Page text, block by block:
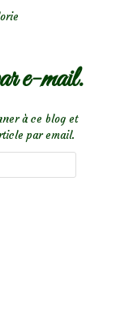
e-mail.
à ce blog et
par email.